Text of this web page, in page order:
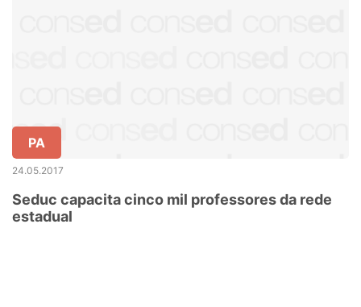
PA
24.05.2017
Seduc capacita cinco mil professores da rede
estadual